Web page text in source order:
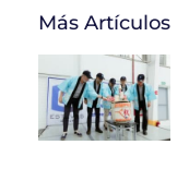
Más Artículos